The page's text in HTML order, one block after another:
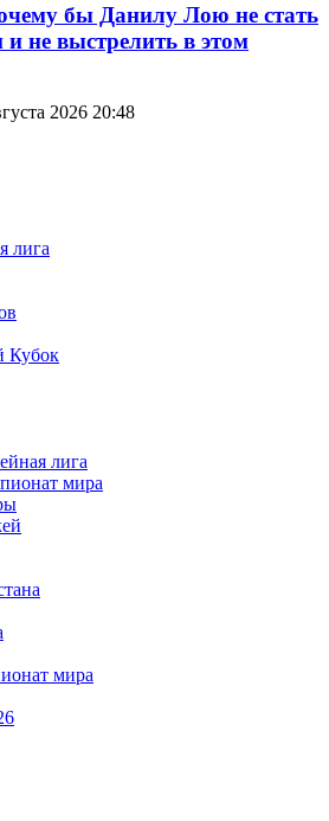
бы Данилу Лою не стать
не выстрелить в этом
2026 20:48
лига
Кубок
лига
мира
мира